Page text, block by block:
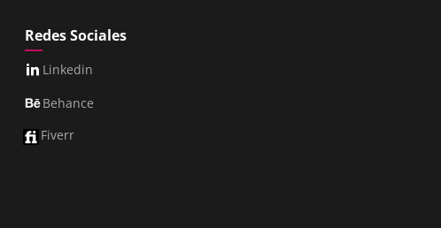
Redes Sociales
Linkedin
Behance
Fiverr